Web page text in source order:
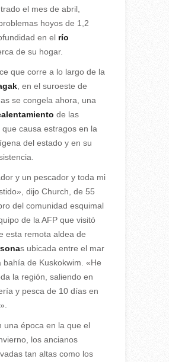
el mes de abril,
hoyos de 1,2
en elrío
de su hogar.
que corre a lo largo de la
, en el suroeste de
se congela ahora, una
de las
causa estragos en la
del estado y en su
y un pescador y toda mi
dijo Church, de 55
del comunidad esquimal
de la AFP que visitó
esta remota aldea de
s ubicada entre el mar
bahía de Kuskokwim. «He
la región, saliendo en
y pesca de 10 días en
una época en la que el
los ancianos
tan altas como los